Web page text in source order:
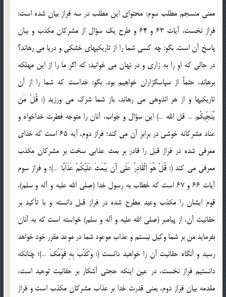
معني منسجم مطلب سوم: محتواي اين مطلب در سه فراز بيان شده است:
فراز نخست، آيات 63 و 64 و طرح يک سؤال از مشرکان مکذب و بيان
پاسخ آن است. بگو: چه کسي شما را از تاريکيهاي خشکي و دريا مي رهاند؟
در حالي که او را به زاري و در نهان مي خوانيد: که اگر ما را از اين مهلکه
برهاند، حتماً از سپاسگزاران خواهيم بود. بگو: خداست که شما را از آن
تاريکيها و از هر اندوهي مي رهاند، باز شما شرک مي ورزيد (: قُلْ مَن
يُنَجِّيكُم … قل الله …) اين سؤال و جواب، آنان را متوجه فطرت خداخواه و
عناد مشرکانه خوشي در برابر آن مي کند؛ فراز دوم، آيه 65 است که خداي
معرفي شده در فراز قبل را قادر بر بعث عذابي سخت بر مشرکان مکذب
معرفي مي کند (: قُلْ هُوَ الْقَادِرُ عَلَى أَن يَبْعَثَ عَلَيْكُمْ عَذَابًا …)؛ و فراز سوم
آيات 66 و 67 است که خطاب به رسول خدا (صلي الله عليه و آله و سلم)،
قوم ايشان را مکذب وعيد مطرح شده در فراز قبل دانسته و با تأکيد بر
حقانيت آن، از پيامبر (صلي الله عليه و آله و سلم) خواسته است که به آنان
بفرمايد من بر شما وکيل نيستم و عذاب موعود شما در موعد مقرر خود خواهد
رسيد و آنگاه حقانيت آن را خواهيد دانست (: وَكَذَّبَ بِهِ قَوْمُكَ …)؛ چنانکه
دانستيم فراز نخست، در عين اينکه حجتي آشکار بر حقانيت توحيد است،
مقدمه بيان فراز دوم، يعني قدرت خدا بر عذاب مشرکان مکذب است و فراز